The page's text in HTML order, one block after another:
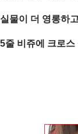
실물이 더 영롱하
5줄 비쥬에 크로